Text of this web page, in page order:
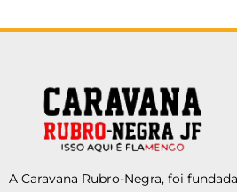
A Caravana Rubro-Negra, foi